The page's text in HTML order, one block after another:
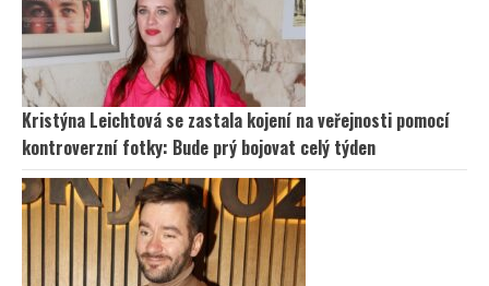
Kristýna Leichtová se zastala kojení na veřejnosti pomocí
kontroverzní fotky: Bude prý bojovat celý týden